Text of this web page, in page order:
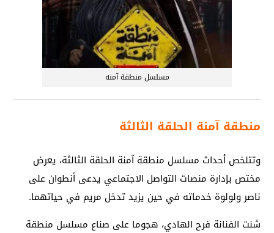
مسلسل منطقة آمنه
منطقة آمنة الحلقة الثالثة
وتتلخص أحداث مسلسل منطقة آمنة الحلقة الثالثة، يعرض
مختص بإدارة منصات التواصل الاجتماعي يدعى أنطوان على
ناصر ولولوة خدماته في حين يزيد تدخل مريم في حياتهما.
شنت الفنانة فرح الهادي، هجوما على صناع مسلسل منطقة